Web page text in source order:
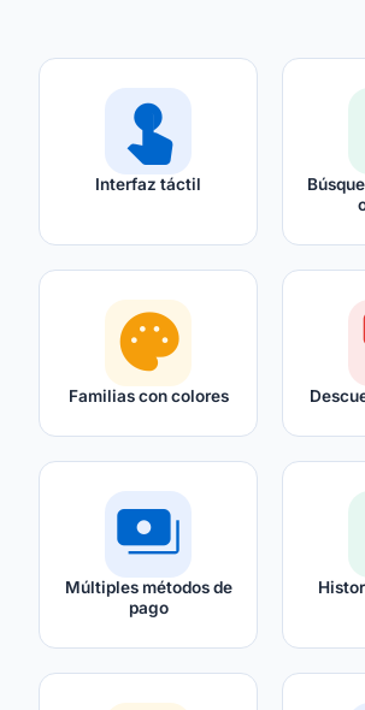
touch_app
Interfaz táctil
palette
Familias con colores
payments
Múltiples métodos de
pago